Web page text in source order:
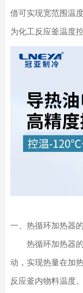
借可实现宽范围温
为化工反应釜温度
一、热循环加热器
热循环加热器的
动，实现热量在加
反应釜内物料温度